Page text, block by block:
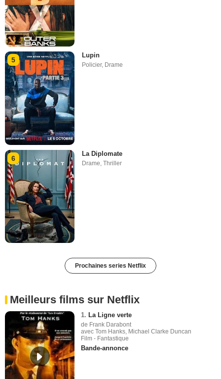
5
Lupin
Policier, Drame
6
La Diplomate
Drame ,Thriller
Prochaines series Netflix
Meilleurs films sur Netflix
1. La Ligne verte
de Frank Darabont
avec Tom Hanks, Michael Clarke Duncan
Film - Fantastique
Bande-annonce